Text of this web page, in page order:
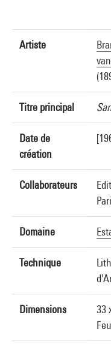
Artiste
Titre principal
Date de
création
Collaborateurs
Domaine
Technique
Dimensions
33